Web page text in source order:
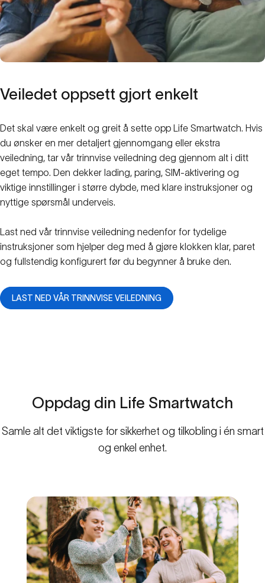
Veiledet oppsett gjort enkelt
Det skal være enkelt og greit å sette opp Life Smartwatch. Hvis
du ønsker en mer detaljert gjennomgang eller ekstra
veiledning, tar vår trinnvise veiledning deg gjennom alt i ditt
eget tempo. Den dekker lading, paring, SIM-aktivering og
viktige innstillinger i større dybde, med klare instruksjoner og
nyttige spørsmål underveis.
Last ned vår trinnvise veiledning nedenfor for tydelige
instruksjoner som hjelper deg med å gjøre klokken klar, paret
og fullstendig konfigurert før du begynner å bruke den.
LAST NED VÅR TRINNVISE VEILEDNING
Oppdag din Life Smartwatch
Samle alt det viktigste for sikkerhet og tilkobling i én smart
og enkel enhet.